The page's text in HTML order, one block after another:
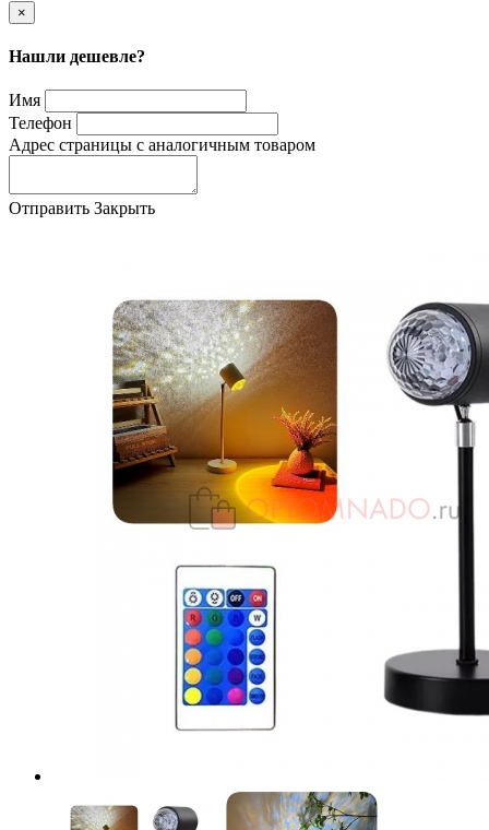
×
Нашли дешевле?
Имя
Телефон
Адрес страницы с аналогичным товаром
Отправить Закрыть